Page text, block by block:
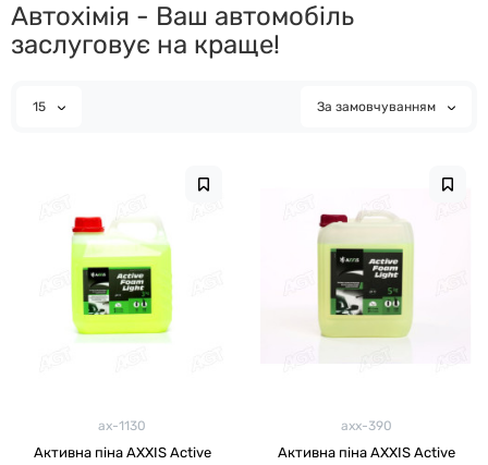
Автохімія - Ваш автомобіль
заслуговує на краще!
15 За замовчуванням
ax-1130
Активна піна AXXIS Active
axx-390
Активна піна AXXIS Active